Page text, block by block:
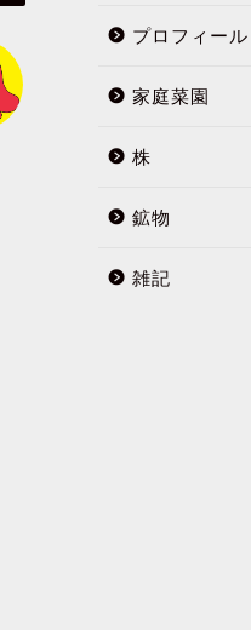
プロフィール
家庭菜園
株
鉱物
雑記